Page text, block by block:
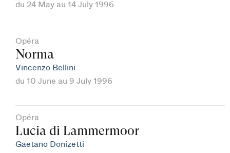
du 24 May au 14 July 1996
Opéra
Norma
Vincenzo Bellini
du 10 June au 9 July 1996
Opéra
Lucia di Lammermoor
Gaetano Donizetti